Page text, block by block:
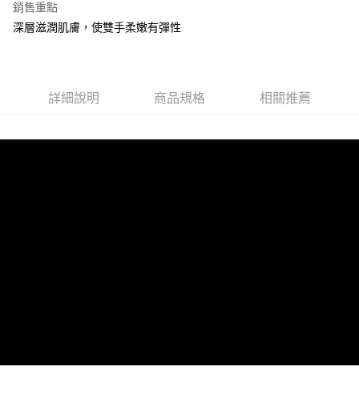
全盈+PAY
每筆NT$60，滿NT$599(含以上)免運費
銷售重點
深層滋潤肌膚，使雙手柔嫩有彈性
詳細說明 商品規格 相關推薦